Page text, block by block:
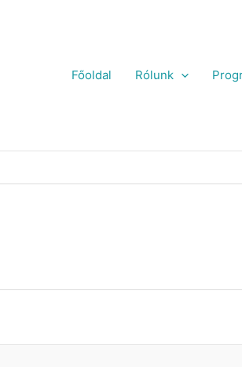
Főoldal Rólunk